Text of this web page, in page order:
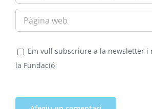
Em vull subscriure a la newsletter i
la Fundació